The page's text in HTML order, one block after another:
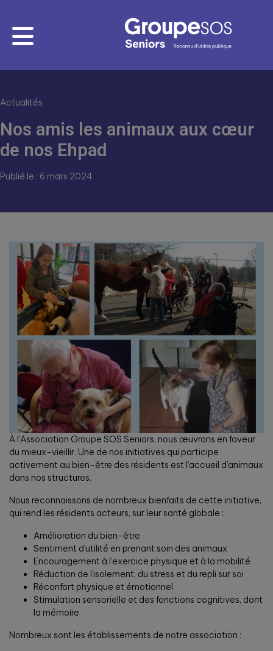
Actualités
Nos amis les animaux aux cœur
de nos Ehpad
Publié le : 6 mars 2024
À l’Association Groupe SOS Seniors, nous œuvrons en faveur
du mieux-vieillir. Une de nos initiatives qui participe
activement au bien-être des résidents est l’accueil d’animaux
dans nos structures.
Nous reconnaissons de nombreux bienfaits de cette initiative,
qui rend les résidents acteurs, sur leur santé globale :
Amélioration du bien-être
Sentiment d’utilité en prenant soin des animaux
Encouragement à l’exercice physique et à la mobilité
Réduction de l’isolement, du stress et du repli sur soi
Réconfort physique et émotionnel
Stimulation sensorielle et des fonctions cognitives, dont
la mémoire
Nombreux sont les établissements de notre association :